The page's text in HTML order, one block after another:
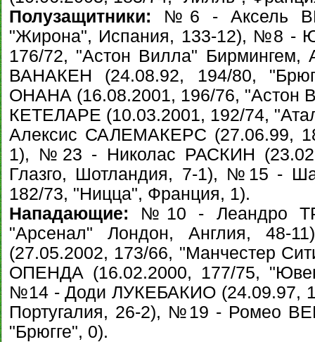
Полузащитники: №6 - Аксель
"Жирона", Испания, 133-12), №8 -
176/72, "Астон Вилла"
ВАНАКЕН (24.08.92, 194/80,
ОНАНА (16.08.2001, 196/76,
КЕТЕЛАРЕ (10.03.2001, 192/74,
Алексис САЛЕМАКЕРС (27.06.99,
1), №23 - Николас РАСКИН
Глазго, Шотландия, 7-1), №15 -
182/73, "Ницца", Франция, 1).
Нападающие: №10 - Леандро
"Арсенал" Лондон, Англия,
(27.05.2002, 173/66, "Манчестер
ОПЕНДА (16.02.2000, 177/75,
№14 - Доди ЛУКЕБАКИО (24.09.97,
Португалия, 26-2), №19 - Ромео
"Брюгге", 0).